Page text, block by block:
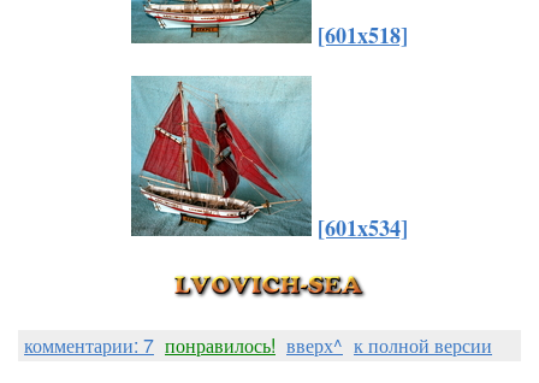
[601x518]
[601x534]
комментарии: 7 понравилось! вверх^ к полной версии